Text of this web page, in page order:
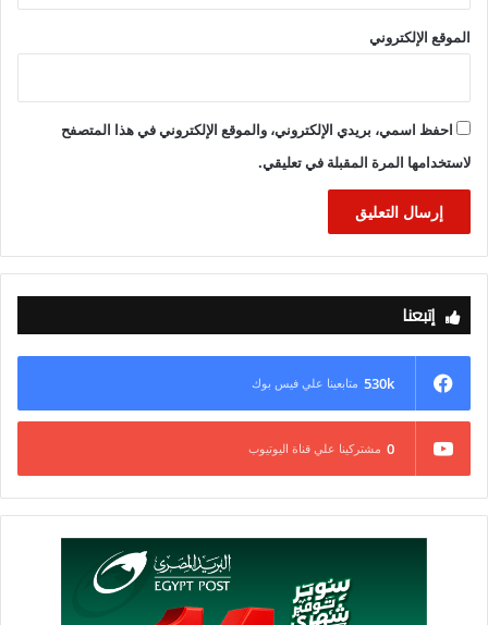
الموقع الإلكتروني
احفظ اسمي، بريدي الإلكتروني، والموقع الإلكتروني في هذا المتصفح
لاستخدامها المرة المقبلة في تعليقي.
إتبعنا
530k متابعينا علي فيس بوك
0 مشتركينا علي قناة اليوتيوب